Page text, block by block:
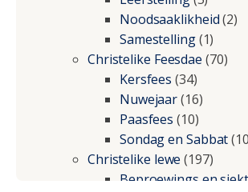
Noodsaaklikheid(2)
Samestelling(1)
Christelike Feesdae (70)
Kersfees (34)
Nuwejaar(16)
Paasfees (10)
Sondag en Sabbat
Christelike lewe (197)
Beproewings en